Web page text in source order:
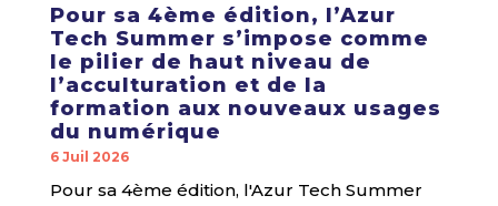
Pour sa 4ème édition, l’Azur
Tech Summer s’impose comme
le pilier de haut niveau de
l’acculturation et de la
formation aux nouveaux usages
du numérique
6 Juil 2026
Pour sa 4ème édition, l'Azur Tech Summer